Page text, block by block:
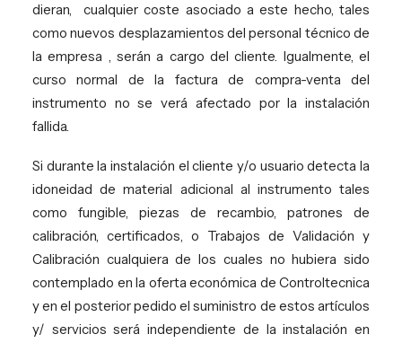
dieran,
cualquier coste asociado a este hecho, tales
como nuevos desplazamientos del personal técnico de
la empresa , serán a cargo del cliente. Igualmente, el
curso normal de la factura de compra-venta del
instrumento no se verá afectado por la instalación
fallida.
Si durante la instalación el cliente y/o usuario detecta la
idoneidad de material adicional al instrumento tales
como fungible, piezas de recambio, patrones de
calibración, certificados, o Trabajos de Validación y
Calibración cualquiera de los cuales no hubiera sido
contemplado en la oferta económica de Controltecnica
y en el posterior pedido el suministro de estos artículos
y/ servicios será independiente de la instalación en